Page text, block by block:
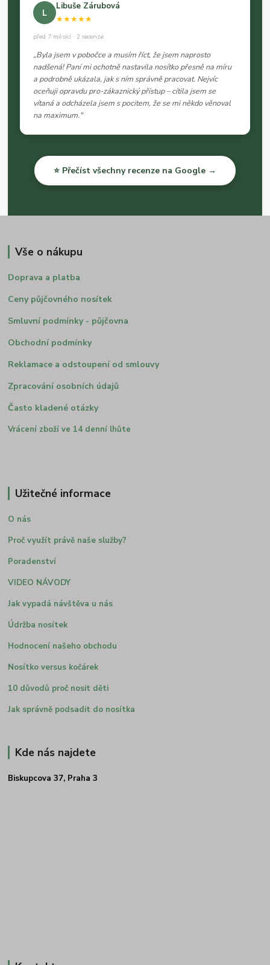
L
Libuše Zárubová
★★★★★
před 7 měsíci · 2 recenze
„Byla jsem v pobočce a musím říct, že jsem naprosto
nadšená! Paní mi ochotně nastavila nosítko přesně na míru
a podrobně ukázala, jak s ním správně pracovat. Nejvíc
oceňuji opravdu pro-zákaznický přístup – cítila jsem se
vítaná a odcházela jsem s pocitem, že se mi někdo věnoval
na maximum."
⭐ Přečíst všechny recenze na Google →
Vše o nákupu
Doprava a platba
Ceny půjčovného nosítek
Smluvní podmínky - půjčovna
Obchodní podmínky
Reklamace a odstoupení od smlouvy
Zpracování osobních údajů
Často kladené otázky
Vrácení zboží ve 14 denní lhůte
Užitečné informace
O nás
Proč využít právě naše služby?
Poradenství
VIDEO NÁVODY
Jak vypadá návštěva u nás
Údržba nosítek
Hodnocení našeho obchodu
Nosítko versus kočárek
10 důvodů proč nosit děti
Jak správně podsadit do nosítka
Kde nás najdete
Biskupcova 37, Praha 3